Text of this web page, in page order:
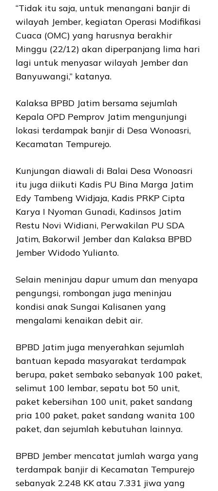
“Tidak itu saja, untuk menangani banjir di
wilayah Jember, kegiatan Operasi Modifikasi
Cuaca (OMC) yang harusnya berakhir
Minggu (22/12) akan diperpanjang lima hari
lagi untuk menyasar wilayah Jember dan
Banyuwangi,” katanya.
Kalaksa BPBD Jatim bersama sejumlah
Kepala OPD Pemprov Jatim mengunjungi
lokasi terdampak banjir di Desa Wonoasri,
Kecamatan Tempurejo.
Kunjungan diawali di Balai Desa Wonoasri
itu juga diikuti Kadis PU Bina Marga Jatim
Edy Tambeng Widjaja, Kadis PRKP Cipta
Karya I Nyoman Gunadi, Kadinsos Jatim
Restu Novi Widiani, Perwakilan PU SDA
Jatim, Bakorwil Jember dan Kalaksa BPBD
Jember Widodo Yulianto.
Selain meninjau dapur umum dan menyapa
pengungsi, rombongan juga meninjau
kondisi anak Sungai Kalisanen yang
mengalami kenaikan debit air.
BPBD Jatim juga menyerahkan sejumlah
bantuan kepada masyarakat terdampak
berupa, paket sembako sebanyak 100 paket,
selimut 100 lembar, sepatu bot 50 unit,
paket kebersihan 100 unit, paket sandang
pria 100 paket, paket sandang wanita 100
paket, dan sejumlah kebutuhan lainnya.
BPBD Jember mencatat jumlah warga yang
terdampak banjir di Kecamatan Tempurejo
sebanyak 2.248 KK atau 7.331 jiwa yang